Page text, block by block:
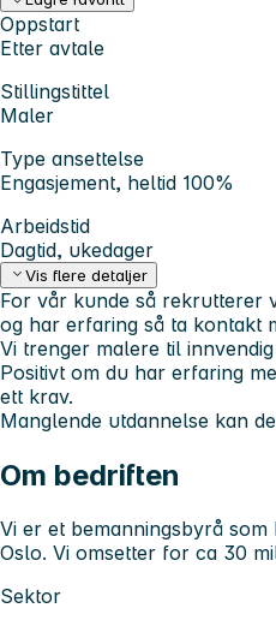
Oppstart
Etter avtale
Stillingstittel
Maler
Type ansettelse
Engasjement, heltid 100%
Arbeidstid
Dagtid, ukedager
Vis flere detaljer
For vår kunde så rekrutterer
og har erfaring så ta kontakt
Vi trenger malere til
Positivt om du har erfaring
ett krav.
Manglende utdannelse kan
Om bedriften
Vi er et bemanningsbyrå
Oslo. Vi omsetter for ca 30
Sektor